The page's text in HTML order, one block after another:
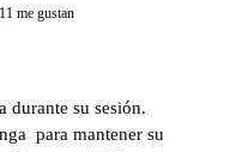
11 me gustan
durante su sesión.
para mantener su